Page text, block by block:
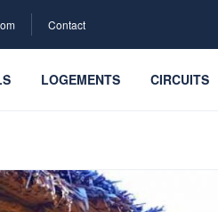
Contact
LOGEMENTS CIRCUITS